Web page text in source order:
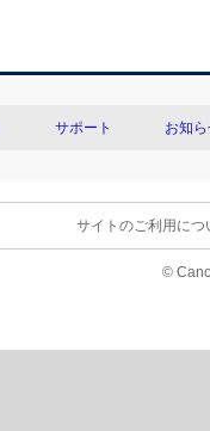
サポート お知
サイトのご利用につ
©